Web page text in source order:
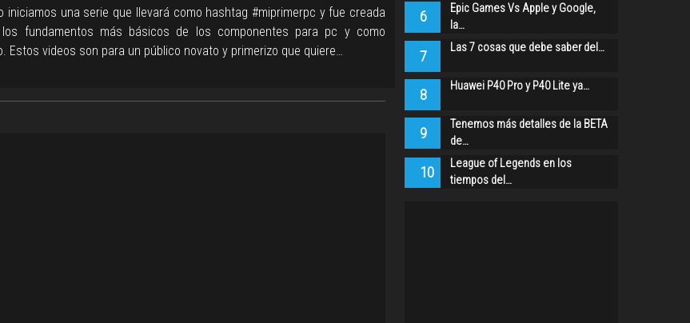
iniciamos una serie que llevará como hashtag #miprimerpc y fue creada
los fundamentos más básicos de los componentes para pc y como
Estos videos son para un público novato y primerizo que quiere…
6
Epic Games Vs Apple y Google,
la…
7 Las 7 cosas que debe saber del…
8 Huawei P40 Pro y P40 Lite ya…
9
Tenemos más detalles de la BETA
de…
10
League of Legends en los
tiempos del…